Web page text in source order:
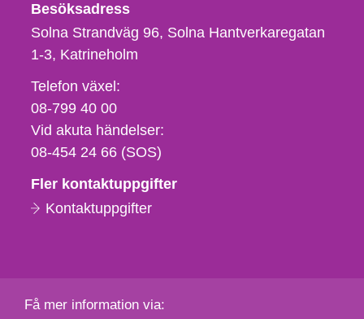
Besöksadress
Solna Strandväg 96, Solna Hantverkaregatan
1-3 Katrineholm
Telefon,
fax
och
e-
Telefon växel:
08-799 40 00
Vid akuta händelser:
08-454 24 66 (SOS)
Fler kontaktuppgifter
Kontaktuppgifter
Få mer information via: